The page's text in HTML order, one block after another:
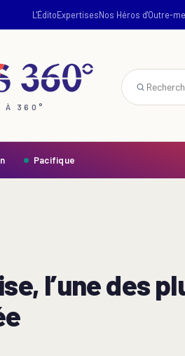
L'ÉditoExpertisesNos Héros d'Outre-
À 360°
Pacifique
l’une des